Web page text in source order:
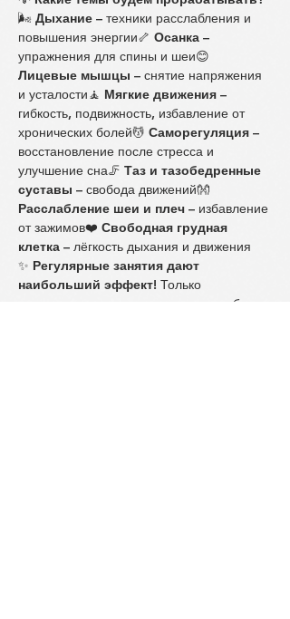
🌬️ Дыхание – техники расслабления и
повышения энергии🦴 Осанка –
упражнения для спины и шеи😊
Лицевые мышцы – снятие напряжения
и усталости🧘 Мягкие движения –
гибкость, подвижность, избавление от
хронических болей💆 Саморегуляция –
восстановление после стресса и
улучшение сна🦵 Таз и тазобедренные
суставы – свобода движений👐
Расслабление шеи и плеч – избавление
от зажимов❤️ Свободная грудная
клетка – лёгкость дыхания и движения
✨ Регулярные занятия дают
наибольший эффект! Только
помогает глубже